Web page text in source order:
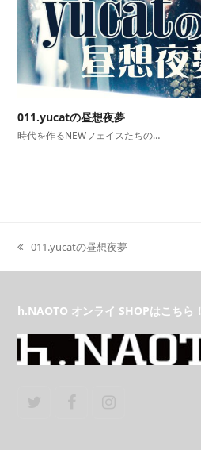
011.yucatの昼想夜夢
時代を作るNEWフェイスたちの…
previous
post:
011.yucatの昼想夜夢
h.NAOTO オンライ SHOPはこちら！